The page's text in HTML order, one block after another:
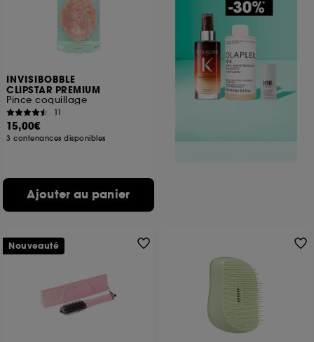
INVISIBOBBLE
CLIPSTAR PREMIUM
Pince coquillage
11
15,00€
3 contenances disponibles
Ajouter au panier
Nouveauté